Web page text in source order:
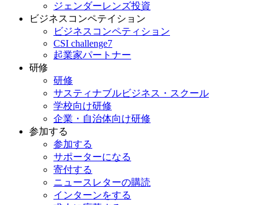
ジェンダーレンズ投資
ビジネスコンペテイション
ビジネスコンペティション
CSI challenge7
起業家パートナー
研修
研修
サスティナブルビジネス・スクール
学校向け研修
企業・自治体向け研修
参加する
参加する
サポーターになる
寄付する
ニュースレターの購読
インターンをする